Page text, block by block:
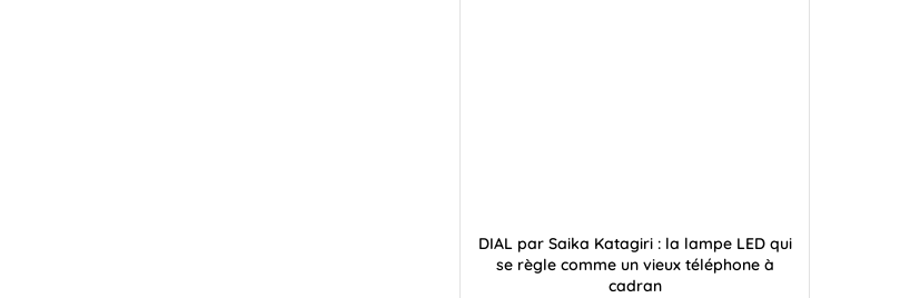
DIAL par Saika Katagiri : la lampe LED qui
se règle comme un vieux téléphone à
cadran